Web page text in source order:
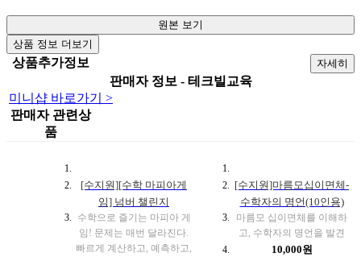
원본 보기
상품 정보 더보기
상품추가정보 자세히
판매자 정보 - 테크빌교육
미니샵 바로가기 >
판매자 관련상
품
[수지원][수학 마피아게
임] 넘버 챌린지
수학으로 즐기는 마피아 게
임! 문제는 매번 달라진다.
빠르게 계산하고, 예측하고,
[수지원]마름모십이면체-
수학자의 명언(10인용)
마름모 십이면체를 이해하
고, 수학자의 명언을 발견
10,000원